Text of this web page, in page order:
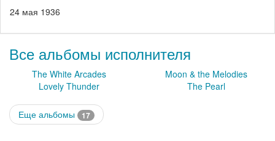
24 мая 1936
Все альбомы исполнителя
The White Arcades
Moon & the Melodies
Lovely Thunder
The Pearl
Еще альбомы 17